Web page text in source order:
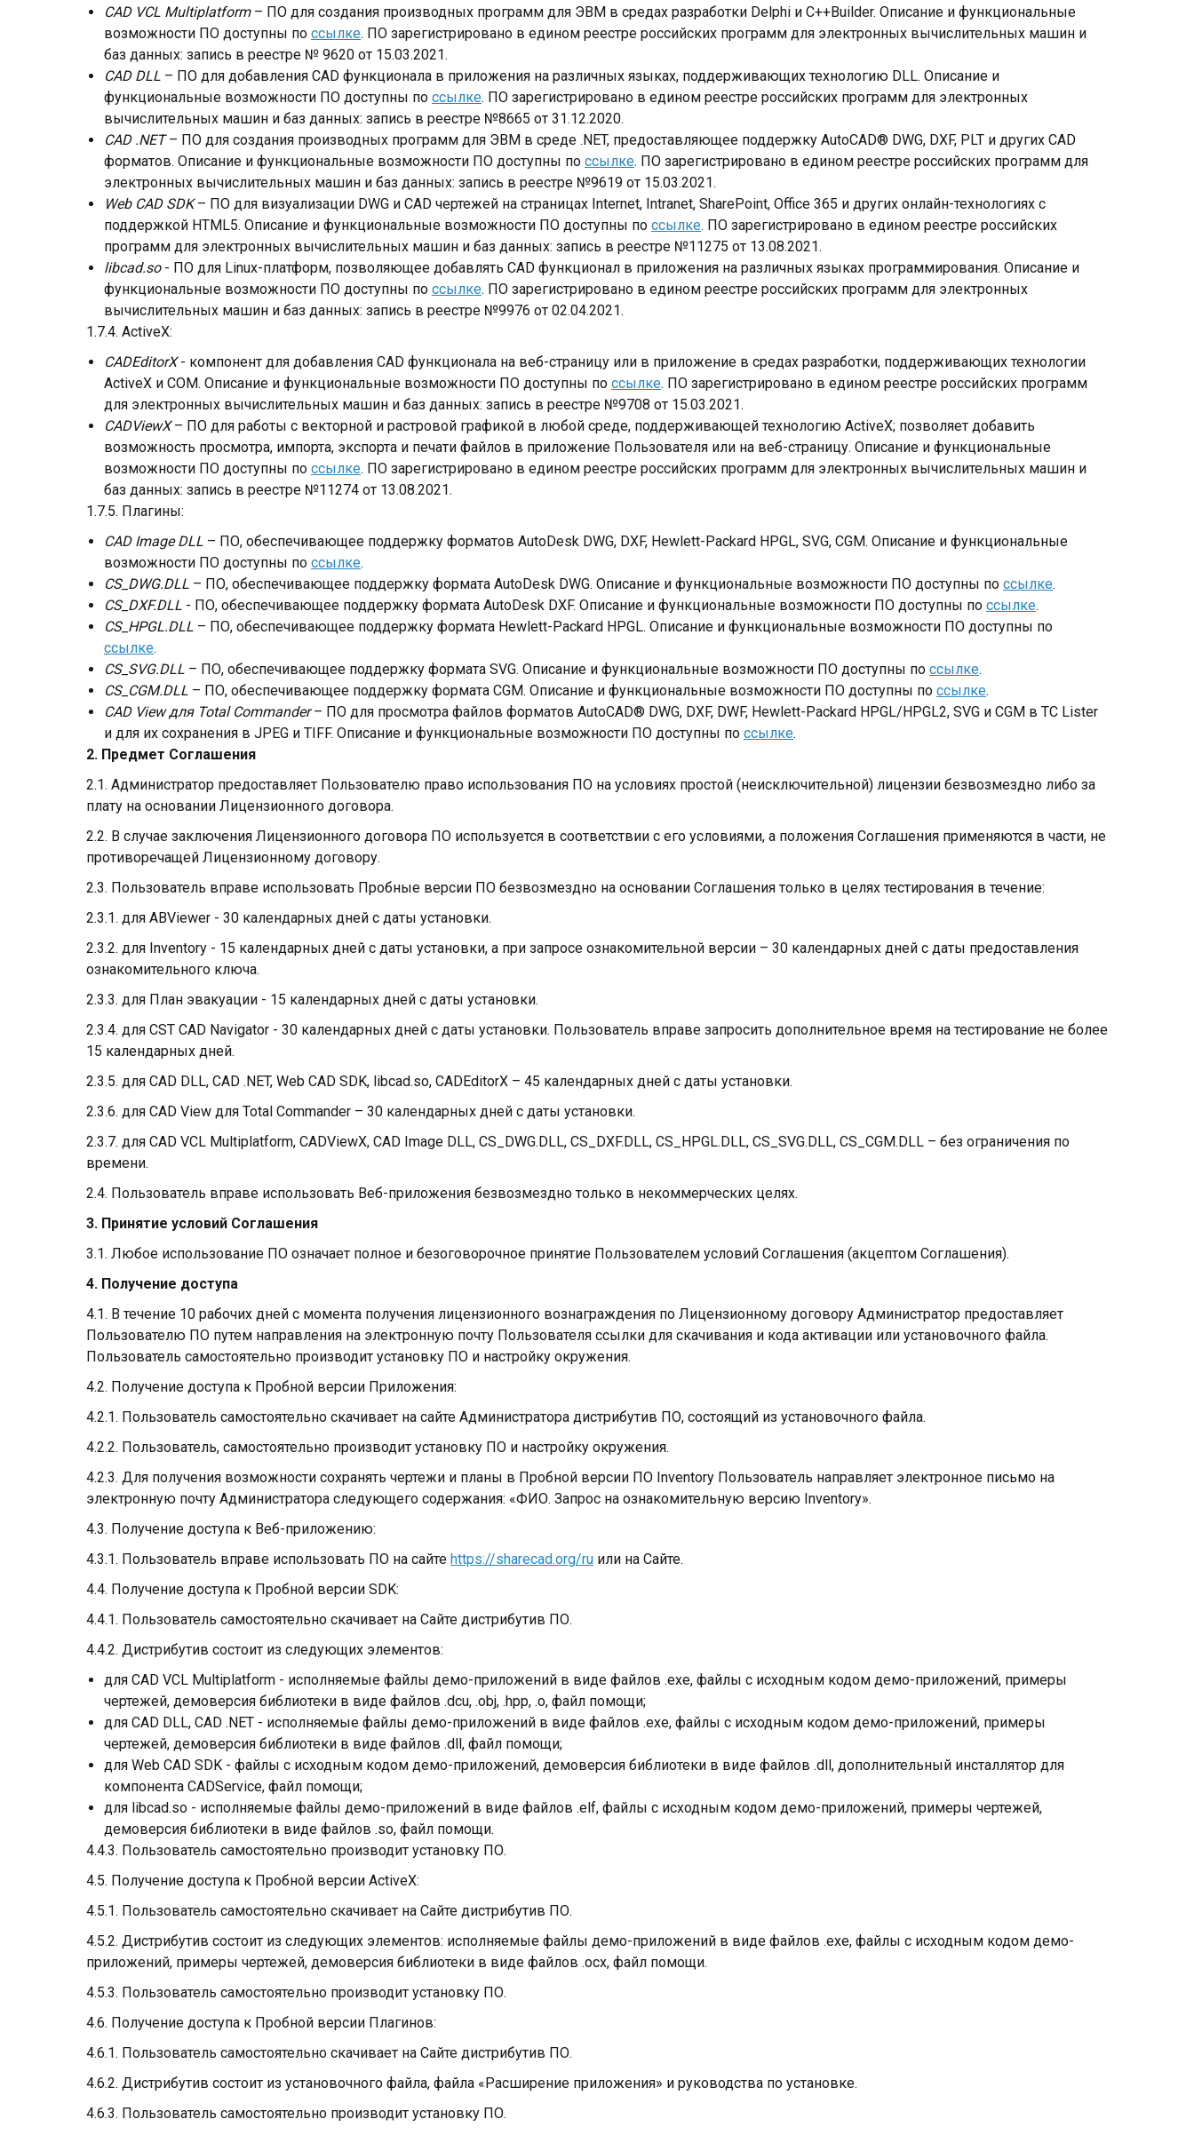
CAD VCL Multiplatform– ПО для создания производных программ для ЭВМ в средах разработки Delphi и C++Builder. Описание и функциональные
возможности ПО доступны по ссылке. ПО зарегистрировано в едином реестре российских программ для электронных вычислительных машин и
баз данных: запись в реестре № 9620 от 15.03.2021.
CAD DLL – ПО для добавления CAD функционала в приложения на различных языках, поддерживающих технологию DLL. Описание и
функциональные возможности ПО доступны по ссылке. ПО зарегистрировано в едином реестре российских программ для электронных
вычислительных машин и баз данных: запись в реестре №8665 от 31.12.2020.
CAD .NET– ПО для создания производных программ для ЭВМ в среде .NET, предоставляющее поддержку AutoCAD® DWG, DXF, PLT и других CAD
форматов. Описание и функциональные возможности ПО доступны по ссылке. ПО зарегистрировано в едином реестре российских программ для
электронных вычислительных машин и баз данных: запись в реестре №9619 от 15.03.2021.
Web CAD SDK– ПО для визуализации DWG и CAD чертежей на страницах Internet, Intranet, SharePoint, Office 365 и других онлайн-технологиях с
поддержкой HTML5. Описание и функциональные возможности ПО доступны по ссылке. ПО зарегистрировано в едином реестре российских
программ для электронных вычислительных машин и баз данных: запись в реестре №11275 от 13.08.2021.
libcad.so- ПО для Linux-платформ, позволяющее добавлять CAD функционал в приложения на различных языках программирования. Описание и
функциональные возможности ПО доступны по ссылке. ПО зарегистрировано в едином реестре российских программ для электронных
вычислительных машин и баз данных: запись в реестре №9976 от 02.04.2021.
1.7.4. ActiveX:
CADEditorX- компонент для добавления CAD функционала на веб-страницу или в приложение в средах разработки, поддерживающих технологии
ActiveX и COM. Описание и функциональные возможности ПО доступны по ссылке. ПО зарегистрировано в едином реестре российских программ
для электронных вычислительных машин и баз данных: запись в реестре №9708 от 15.03.2021.
CADViewX– ПО для работы с векторной и растровой графикой в любой среде, поддерживающей технологию ActiveX; позволяет добавить
возможность просмотра, импорта, экспорта и печати файлов в приложение Пользователя или на веб-страницу. Описание и функциональные
возможности ПО доступны по ссылке. ПО зарегистрировано в едином реестре российских программ для электронных вычислительных машин и
баз данных: запись в реестре №11274 от 13.08.2021.
1.7.5. Плагины:
CAD Image DLL – ПО, обеспечивающее поддержку форматов AutoDesk DWG, DXF, Hewlett-Packard HPGL, SVG, CGM. Описание и функциональные
возможности ПО доступны по ссылке.
CS_DWG.DLL – ПО, обеспечивающее поддержку формата AutoDesk DWG. Описание и функциональные возможности ПО доступны по ссылке.
CS_DXF.DLL - ПО, обеспечивающее поддержку формата AutoDesk DXF. Описание и функциональные возможности ПО доступны по ссылке.
CS_HPGL.DLL – ПО, обеспечивающее поддержку формата Hewlett-Packard HPGL. Описание и функциональные возможности ПО доступны по
ссылке.
CS_SVG.DLL – ПО, обеспечивающее поддержку формата SVG. Описание и функциональные возможности ПО доступны по ссылке.
CS_CGM.DLL – ПО, обеспечивающее поддержку формата CGM. Описание и функциональные возможности ПО доступны по ссылке.
CAD View для Total Commander– ПО для просмотра файлов форматов AutoCAD® DWG, DXF, DWF, Hewlett-Packard HPGL/HPGL2, SVG и CGM в TC Lister
и для их сохранения в JPEG и TIFF. Описание и функциональные возможности ПО доступны по ссылке.
2. Предмет Соглашения
2.1. Администратор предоставляет Пользователю право использования ПО на условиях простой (неисключительной) лицензии безвозмездно либо за
плату на основании Лицензионного договора.
2.2. В случае заключения Лицензионного договора ПО используется в соответствии с его условиями, а положения Соглашения применяются в части, не
противоречащей Лицензионному договору.
2.3. Пользователь вправе использовать Пробные версии ПО безвозмездно на основании Соглашения только в целях тестирования в течение:
2.3.1. для ABViewer - 30 календарных дней с даты установки.
2.3.2. для Inventory - 15 календарных дней с даты установки, а при запросе ознакомительной версии – 30 календарных дней с даты предоставления
ознакомительного ключа.
2.3.3. для План эвакуации - 15 календарных дней с даты установки.
2.3.4. для CST CAD Navigator - 30 календарных дней с даты установки. Пользователь вправе запросить дополнительное время на тестирование не более
15 календарных дней.
2.3.5. для CAD DLL, CAD .NET, Web CAD SDK, libcad.so, CADEditorX – 45 календарных дней с даты установки.
2.3.6. для CAD View для Total Commander – 30 календарных дней с даты установки.
2.3.7. для CAD VCL Multiplatform, CADViewX, CAD Image DLL, CS_DWG.DLL, CS_DXF.DLL, CS_HPGL.DLL, CS_SVG.DLL, CS_CGM.DLL – без ограничения по
времени.
2.4. Пользователь вправе использовать Веб-приложения безвозмездно только в некоммерческих целях.
3. Принятие условий Соглашения
3.1. Любое использование ПО означает полное и безоговорочное принятие Пользователем условий Соглашения (акцептом Соглашения).
4. Получение доступа
4.1. В течение 10 рабочих дней с момента получения лицензионного вознаграждения по Лицензионному договору Администратор предоставляет
Пользователю ПО путем направления на электронную почту Пользователя ссылки для скачивания и кода активации или установочного файла.
Пользователь самостоятельно производит установку ПО и настройку окружения.
4.2. Получение доступа к Пробной версии Приложения:
4.2.1. Пользователь самостоятельно скачивает на сайте Администратора дистрибутив ПО, состоящий из установочного файла.
4.2.2. Пользователь, самостоятельно производит установку ПО и настройку окружения.
4.2.3. Для получения возможности сохранять чертежи и планы в Пробной версии ПО Inventory Пользователь направляет электронное письмо на
электронную почту Администратора следующего содержания: «ФИО. Запрос на ознакомительную версию Inventory».
4.3. Получение доступа к Веб-приложению:
4.3.1. Пользователь вправе использовать ПО на сайте https://sharecad.org/ru или на Сайте.
4.4. Получение доступа к Пробной версии SDK:
4.4.1. Пользователь самостоятельно скачивает на Сайте дистрибутив ПО.
4.4.2. Дистрибутив состоит из следующих элементов:
для CAD VCL Multiplatform - исполняемые файлы демо-приложений в виде файлов .exe, файлы с исходным кодом демо-приложений, примеры
чертежей, демоверсия библиотеки в виде файлов .dcu, .obj, .hpp, .o, файл помощи;
для CAD DLL, CAD .NET - исполняемые файлы демо-приложений в виде файлов .exe, файлы с исходным кодом демо-приложений, примеры
чертежей, демоверсия библиотеки в виде файлов .dll, файл помощи;
для Web CAD SDK - файлы с исходным кодом демо-приложений, демоверсия библиотеки в виде файлов .dll, дополнительный инсталлятор для
компонента CADService, файл помощи;
для libcad.so - исполняемые файлы демо-приложений в виде файлов .elf, файлы с исходным кодом демо-приложений, примеры чертежей,
демоверсия библиотеки в виде файлов .so, файл помощи.
4.4.3. Пользователь самостоятельно производит установку ПО.
4.5. Получение доступа к Пробной версии ActiveX:
4.5.1. Пользователь самостоятельно скачивает на Сайте дистрибутив ПО.
4.5.2. Дистрибутив состоит из следующих элементов: исполняемые файлы демо-приложений в виде файлов .exe, файлы с исходным кодом демо-
приложений, примеры чертежей, демоверсия библиотеки в виде файлов .ocx, файл помощи.
4.5.3. Пользователь самостоятельно производит установку ПО.
4.6. Получение доступа к Пробной версии Плагинов:
4.6.1. Пользователь самостоятельно скачивает на Сайте дистрибутив ПО.
4.6.2. Дистрибутив состоит из установочного файла, файла «Расширение приложения» и руководства по установке.
4.6.3. Пользователь самостоятельно производит установку ПО.